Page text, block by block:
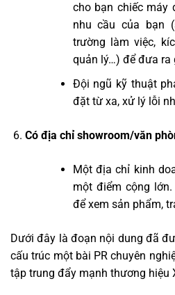
cho bạn chiếc máy
nhu cầu của bạn
trường làm việc,
quản lý…) để đưa ra
Đội ngũ kỹ thuật
đặt từ xa, xử lý lỗi
Có địa chỉ showroom/văn
Một địa chỉ kinh
một điểm cộng
để xem sản phẩm,
Dưới đây là đoạn nội dung đã
cấu trúc một bài PR chuyên
tập trung đẩy mạnh thương hiệu